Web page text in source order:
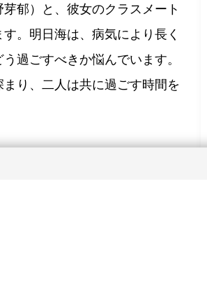
郁）と、彼女のクラスメート
。 明日海は、病気により長く
過ごすべきか悩んでいます。
り、二人は共に過ごす時間を